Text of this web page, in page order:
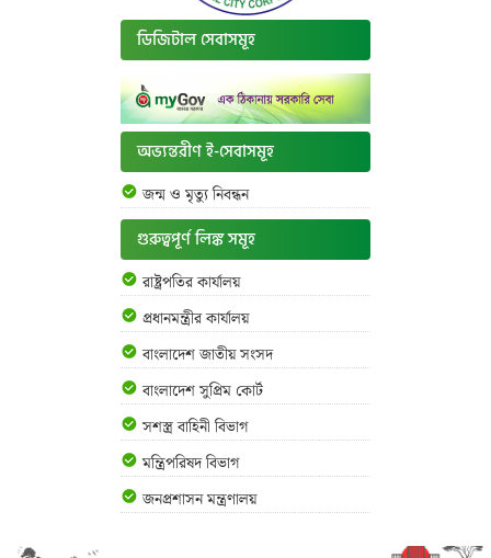
ডিজিটাল সেবাসমূহ
অভ্যন্তরীণ ই-সেবাসমূহ
জন্ম ও মৃত্যু নিবন্ধন
গুরুত্বপূর্ণ লিঙ্ক সমূহ
রাষ্ট্রপতির কার্যালয়
প্রধানমন্ত্রীর কার্যালয়
বাংলাদেশ জাতীয় সংসদ
বাংলাদেশ সুপ্রিম কোর্ট
সশস্ত্র বাহিনী বিভাগ
মন্ত্রিপরিষদ বিভাগ
জনপ্রশাসন মন্ত্রণালয়